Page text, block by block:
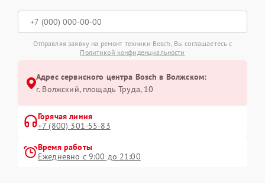
Отправляя заявку на ремонт техники Bosch, Вы соглашаетесь с
Политикой конфиденциальности
Адрес сервисного центра Bosch в Волжском:
г. Волжский, площадь Труда, 10
Горячая линия
+7 (800) 301-55-83
Время работы
Ежедневно с 9:00 до 21:00